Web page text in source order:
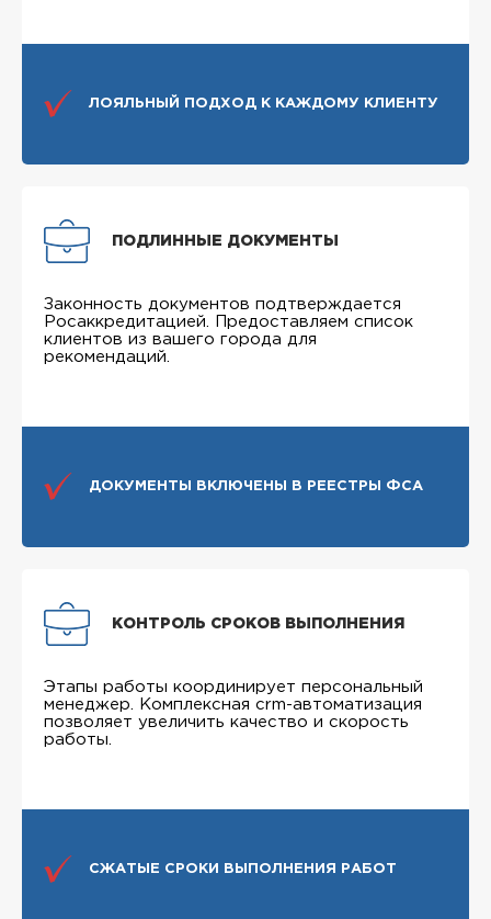
ЛОЯЛЬНЫЙ ПОДХОД К КАЖДОМУ КЛИЕНТУ
ПОДЛИННЫЕ ДОКУМЕНТЫ
Законность документов подтверждается
Росаккредитацией. Предоставляем список
клиентов из вашего города для
рекомендаций.
ДОКУМЕНТЫ ВКЛЮЧЕНЫ В РЕЕСТРЫ ФСА
КОНТРОЛЬ СРОКОВ ВЫПОЛНЕНИЯ
Этапы работы координирует персональный
менеджер. Комплексная crm-автоматизация
позволяет увеличить качество и скорость
работы.
СЖАТЫЕ СРОКИ ВЫПОЛНЕНИЯ РАБОТ